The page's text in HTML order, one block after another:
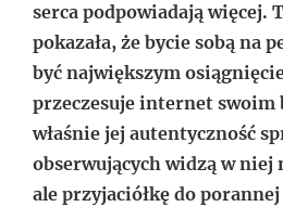
serca podpowiadają więcej.
pokazała, że bycie sobą na
być największym
przeczesuje internet swoim
właśnie jej autentyczność
obserwujących widzą w
ale przyjaciółkę do porannej